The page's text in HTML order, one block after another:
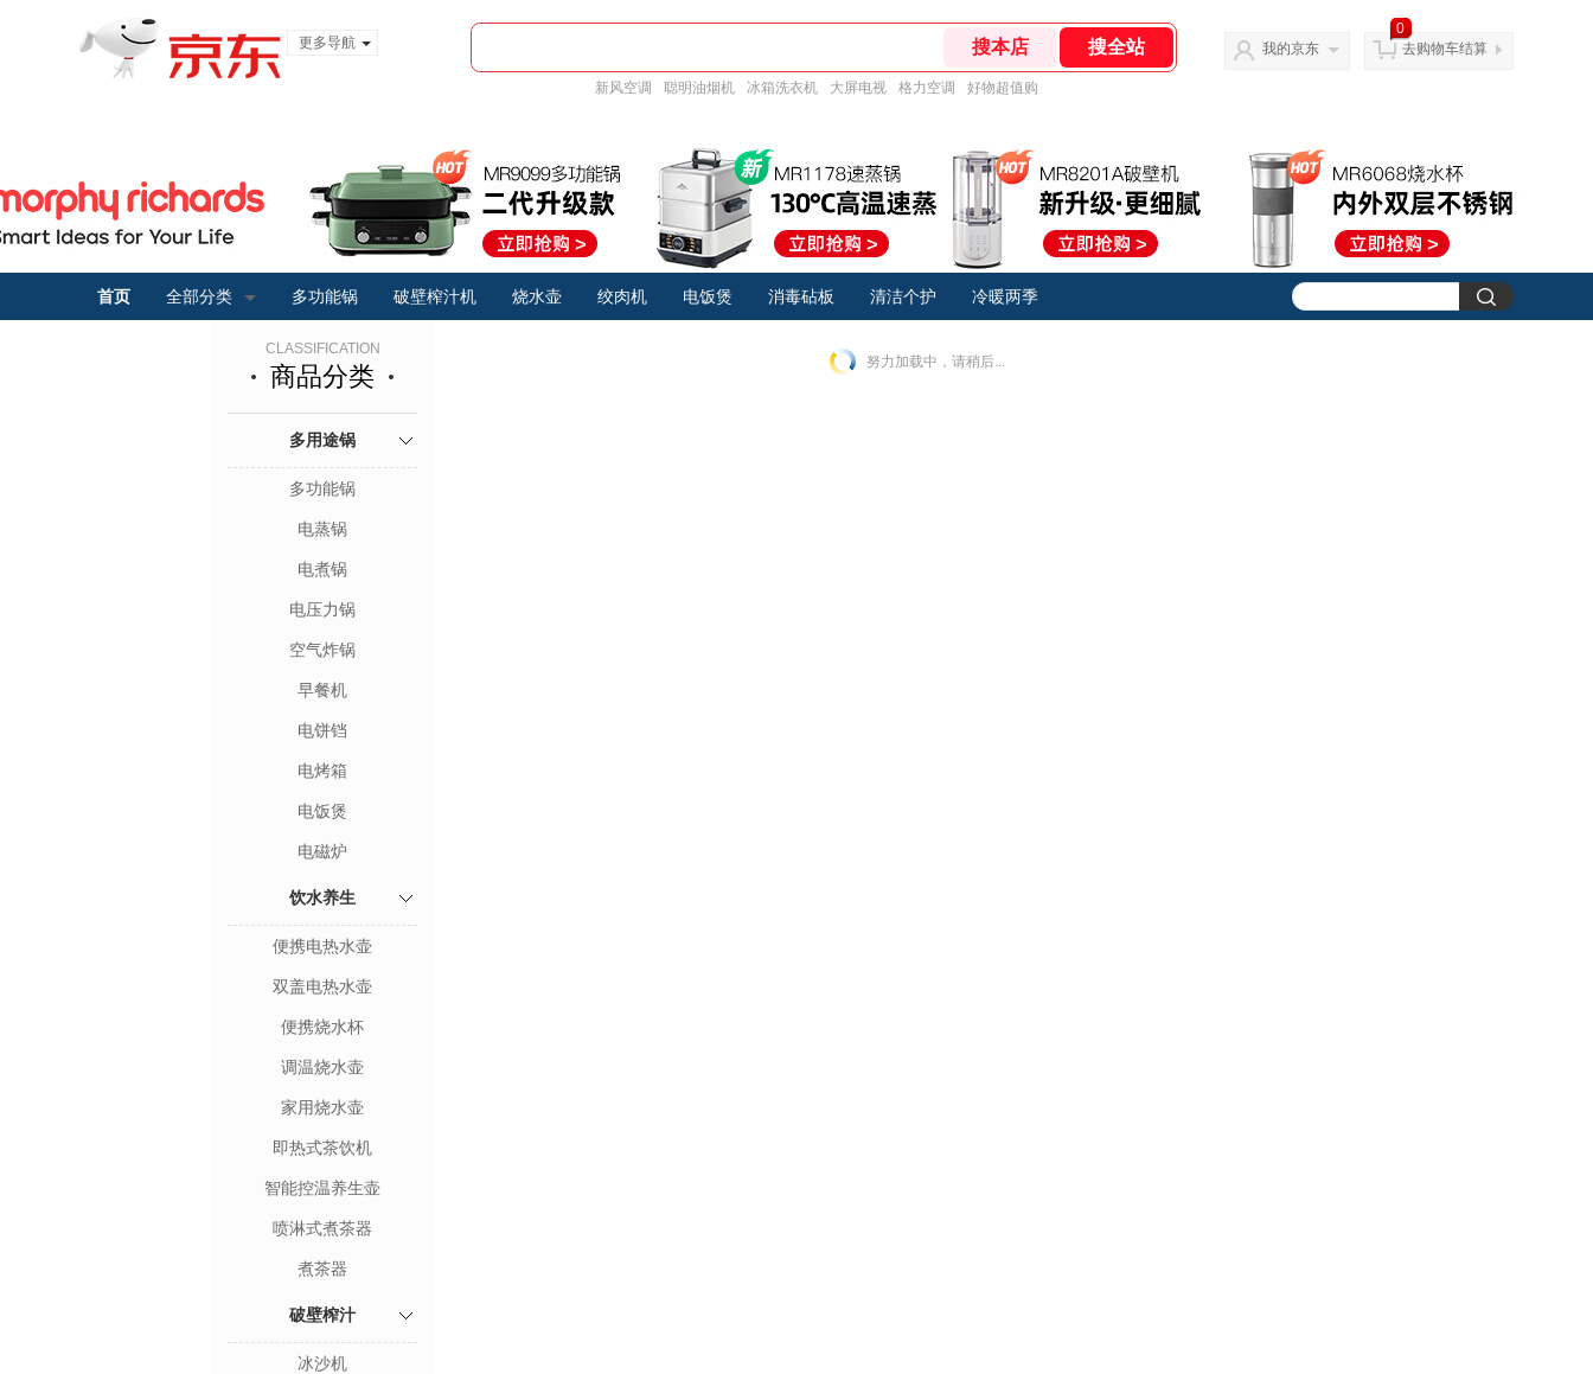
更多导航
新风空调 聪明油烟机 冰箱洗衣机 大屏电视 格力空调 好物超值购
我的京东
0
去购物车结算
首页 全部分类 多功能锅 破壁榨汁机 烧水壶 绞肉机 电饭煲 消毒砧板 清洁个护 冷暖两季
CLASSIFICATION
商品分类
多用途锅
多功能锅
电蒸锅
电煮锅
电压力锅
空气炸锅
早餐机
电饼铛
电烤箱
电饭煲
电磁炉
饮水养生
便携电热水壶
双盖电热水壶
便携烧水杯
调温烧水壶
家用烧水壶
即热式茶饮机
智能控温养生壶
喷淋式煮茶器
煮茶器
破壁榨汁
冰沙机
努力加载中，请稍后...